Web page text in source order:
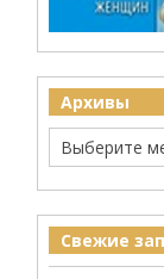
Архивы
Свежие